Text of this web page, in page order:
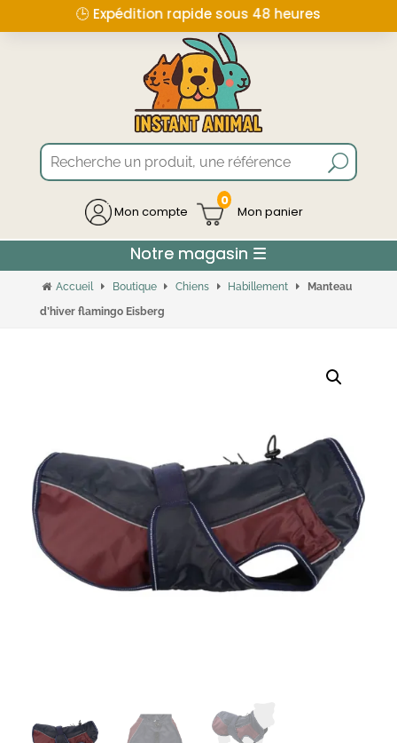
🕒 Expédition rapide sous 48 heures
Mon compte
0
Accueil Boutique Chiens Habillement
Manteau
d’hiver flamingo Eisberg